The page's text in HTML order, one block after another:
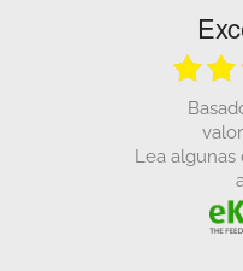
Lea algunas de las opiniones